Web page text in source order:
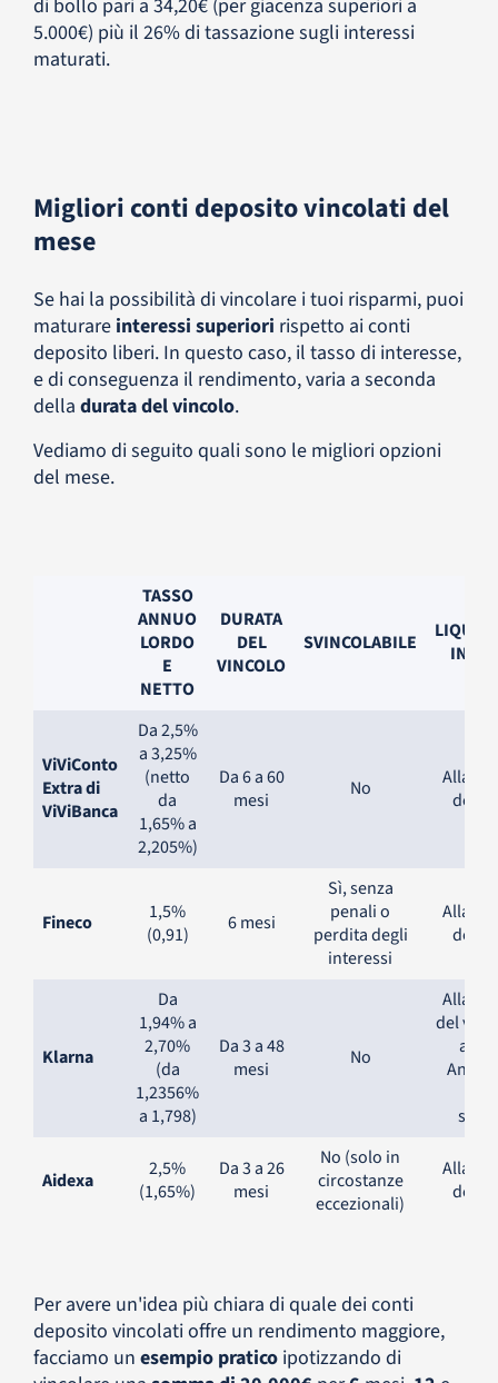
di bollo pari a 34,20€ (per giacenza superiori a
5.000€) più il 26% di tassazione sugli interessi
maturati.
Migliori conti deposito vincolati del
mese
Se hai la possibilità di vincolare i tuoi risparmi, puoi
maturare interessi superiori rispetto ai conti
deposito liberi. In questo caso, il tasso di interesse,
e di conseguenza il rendimento, varia a seconda
della durata del vincolo.
Vediamo di seguito quali sono le migliori opzioni
del mese.
TASSO
ANNUO
LORDO
E
NETTO
DURATA
DEL
VINCOLO
SVINCOLABILE
ViViConto
Extra di
ViViBanca
Da 2,5%
a 3,25%
(netto
da
1,65% a
2,205%)
Da 6 a 60
mesi
No
Alla
del
Fineco
1,5%
(0,91)
6 mesi
Sì, senza
penali o
perdita degli
interessi
Alla
del
Klarna
Da
1,94% a
2,70%
(da
1,2356%
a 1,798)
Da 3 a 48
mesi
No
Alla
del
a 1
Aidexa
2,5%
(1,65%)
Da 3 a 26
mesi
No (solo in
circostanze
eccezionali)
Alla
del
Per avere un'idea più chiara di quale dei conti
deposito vincolati offre un rendimento maggiore,
facciamo un esempio pratico ipotizzando di